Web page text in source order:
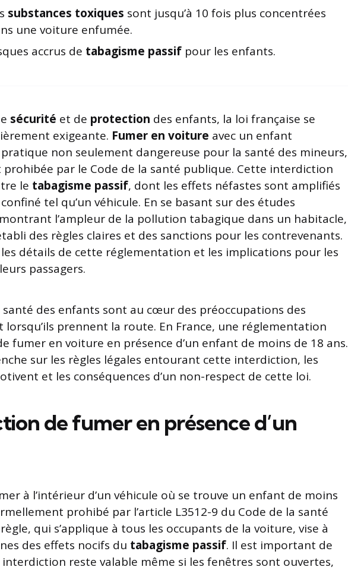
substances toxiques sont jusqu’à 10 fois plus concentrées
une voiture enfumée.
accrus de tabagisme passif pour les enfants.
sécurité et de protection des enfants, la loi française se
exigeante. Fumer en voiture avec un enfant
non seulement dangereuse pour la santé des mineurs,
prohibée par le Code de la santé publique. Cette interdiction
le tabagisme passif, dont les effets néfastes sont amplifiés
tel qu’un véhicule. En se basant sur des études
l’ampleur de la pollution tabagique dans un habitacle,
des règles claires et des sanctions pour les contrevenants.
détails de cette réglementation et les implications pour les
passagers.
santé des enfants sont au cœur des préoccupations des
prennent la route. En France, une réglementation
fumer en voiture en présence d’un enfant de moins de 18 ans.
sur les règles légales entourant cette interdiction, les
et les conséquences d’un non-respect de cette loi.
de fumer en présence d’un
à l’intérieur d’un véhicule où se trouve un enfant de moins
prohibé par l’article L3512-9 du Code de la santé
qui s’applique à tous les occupants de la voiture, vise à
des effets nocifs du tabagisme passif. Il est important de
reste valable même si les fenêtres sont ouvertes,